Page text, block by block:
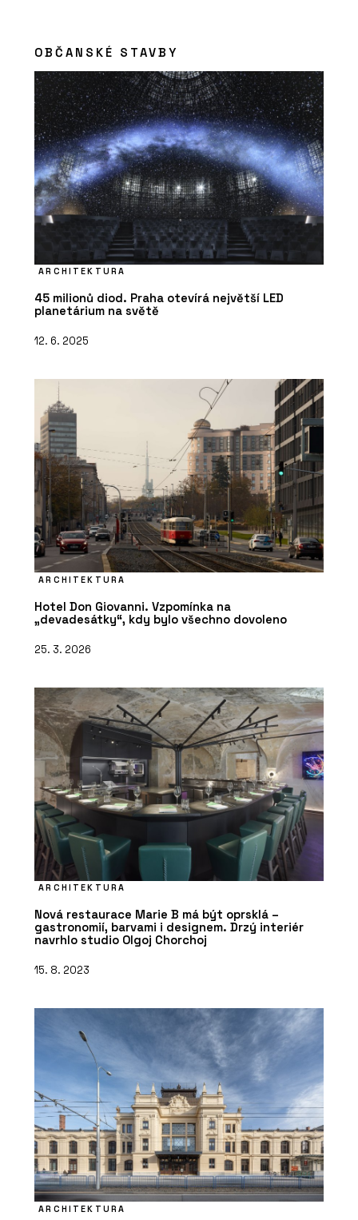
OBČANSKÉ STAVBY
ARCHITEKTURA
45 milionů diod. Praha otevírá největší LED
planetárium na světě
12. 6. 2025
ARCHITEKTURA
Hotel Don Giovanni. Vzpomínka na
„devadesátky“, kdy bylo všechno dovoleno
25. 3. 2026
ARCHITEKTURA
Nová restaurace Marie B má být oprsklá –
gastronomií, barvami i designem. Drzý interiér
navrhlo studio Olgoj Chorchoj
15. 8. 2023
ARCHITEKTURA